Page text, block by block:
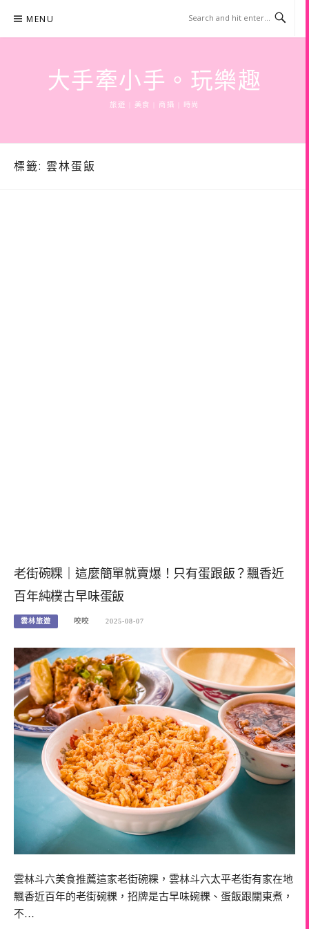
content
MENU
大手牽小手。玩樂趣
旅遊 | 美食 | 商攝 | 時尚
標籤: 雲林蛋飯
老街碗粿｜這麼簡單就賣爆！只有蛋跟飯？飄香近
百年純樸古早味蛋飯
雲林旅遊 咬咬 2025-08-07
雲林斗六美食推薦這家老街碗粿，雲林斗六太平老街有家在地
飄香近百年的老街碗粿，招牌是古早味碗粿、蛋飯跟關東煮，
不…